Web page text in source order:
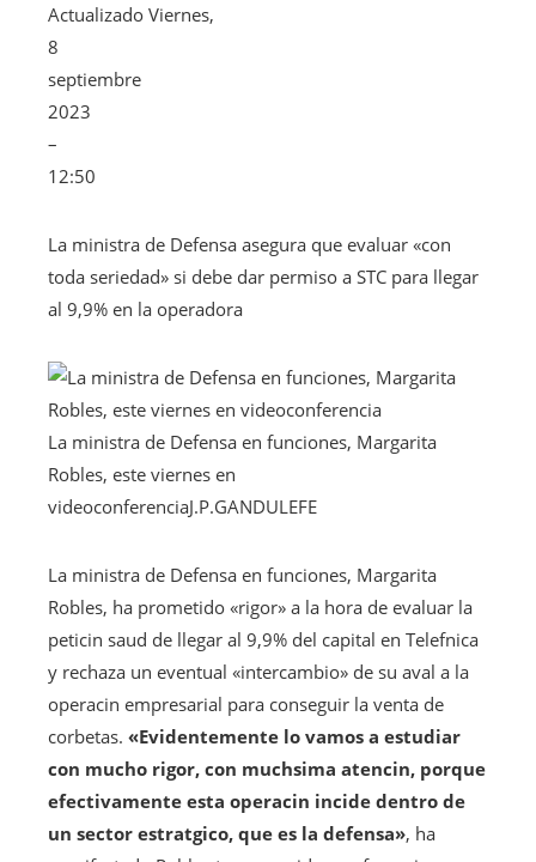
Actualizado Viernes,
8
septiembre
2023
–
12:50
La ministra de Defensa asegura que evaluar «con
toda seriedad» si debe dar permiso a STC para llegar
al 9,9% en la operadora
La ministra de Defensa en funciones, Margarita
Robles, este viernes en
videoconferenciaJ.P.GANDULEFE
La ministra de Defensa en funciones, Margarita
Robles, ha prometido «rigor» a la hora de evaluar la
peticin saud de llegar al 9,9% del capital en Telefnica
y rechaza un eventual «intercambio» de su aval a la
operacin empresarial para conseguir la venta de
corbetas. «Evidentemente lo vamos a estudiar
con mucho rigor, con muchsima atencin, porque
efectivamente esta operacin incide dentro de
un sector estratgico, que es la defensa», ha